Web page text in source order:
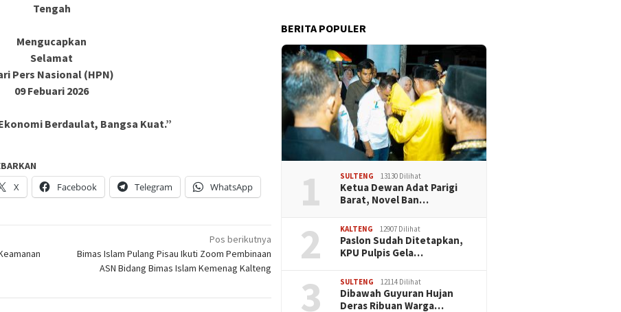
Tengah
Mengucapkan
Selamat
Pers Nasional (HPN)
09 Febuari 2026
Berdaulat, Bangsa Kuat.”
X
Facebook Telegram WhatsApp
Pos berikutnya
Bimas Islam Pulang Pisau Ikuti Zoom Pembinaan
ASN Bidang Bimas Islam Kemenag Kalteng
BERITA POPULER
1 SULTENG 13130 Dilihat
Ketua Dewan Adat Parigi
Barat, Novel Ban…
2 KALTENG 12907 Dilihat
Paslon Sudah Ditetapkan,
KPU Pulpis Gela…
3 SULTENG 12114 Dilihat
Dibawah Guyuran Hujan
Deras Ribuan Warga…